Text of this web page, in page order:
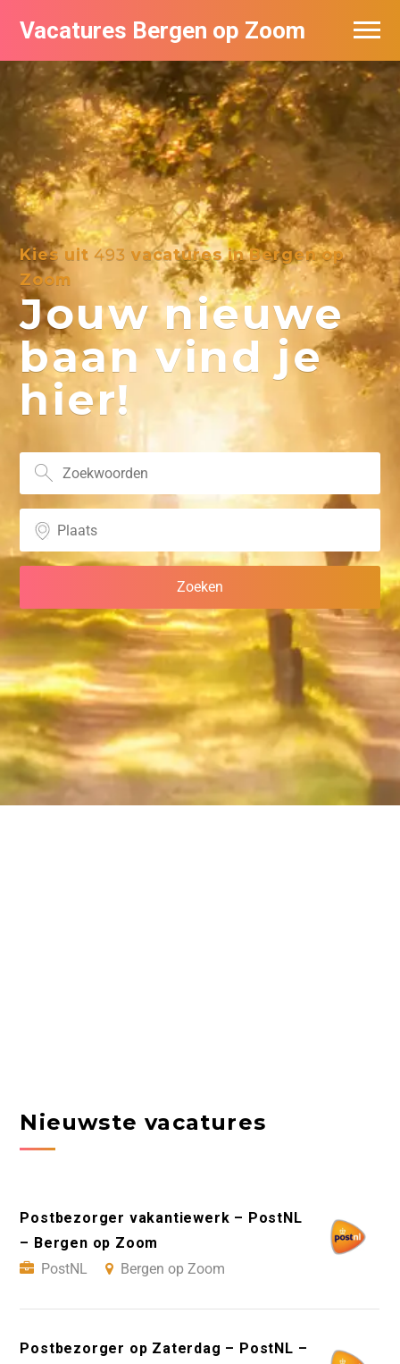
Vacatures Bergen op Zoom
Kies uit 493 vacatures in Bergen op
Zoom
Jouw nieuwe
baan vind je
hier!
Nieuwste vacatures
Postbezorger vakantiewerk – PostNL
– Bergen op Zoom
PostNL
Bergen op Zoom
Postbezorger op Zaterdag – PostNL –
Vacatures per bedrijf
De populairste vacatures in Bergen op
Zoom